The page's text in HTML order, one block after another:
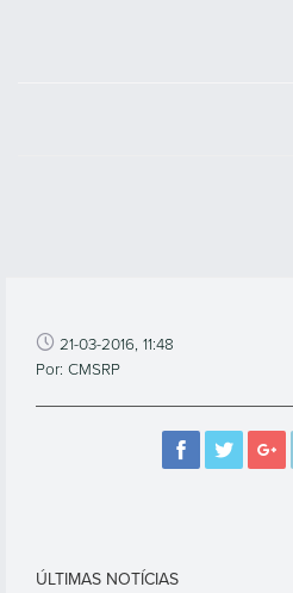
21-03-2016, 11:48
Por: CMSRP
ÚLTIMAS NOTÍCIAS